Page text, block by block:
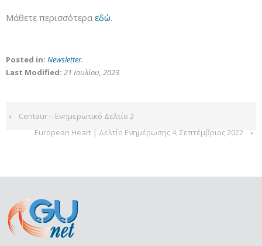
Μάθετε περισσότερα εδώ.
Posted in: Newsletter.
Last Modified: 21 Ιουλίου, 2023
‹
Centaur – Ενημερωτικό Δελτίο 2
European Heart | Δελτίο Ενημέρωσης 4, Σεπτέμβριος 2022
›